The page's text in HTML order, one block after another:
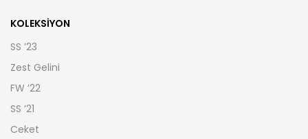
KOLEKSIYON
SS ’23
Zest Gelini
FW ’22
SS ’21
Ceket